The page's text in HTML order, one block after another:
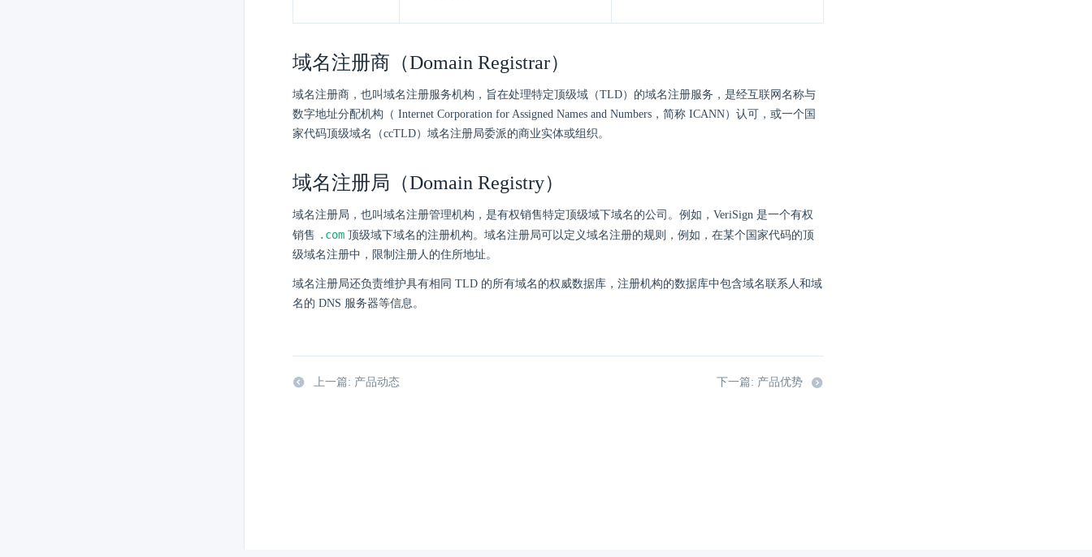
域名注册商（Domain Registrar）
域名注册商，也叫域名注册服务机构，旨在处理特定顶级域（TLD）的域名注册服务，是经互联网名称与
数字地址分配机构（ Internet Corporation for Assigned Names and Numbers，简称 ICANN）认可，或一个国
家代码顶级域名（ccTLD）域名注册局委派的商业实体或组织。
域名注册局（Domain Registry）
域名注册局，也叫域名注册管理机构，是有权销售特定顶级域下域名的公司。例如，VeriSign 是一个有权
销售 .com 顶级域下域名的注册机构。域名注册局可以定义域名注册的规则，例如，在某个国家代码的顶
级域名注册中，限制注册人的住所地址。
域名注册局还负责维护具有相同 TLD 的所有域名的权威数据库，注册机构的数据库中包含域名联系人和域
名的 DNS 服务器等信息。
上一篇: 产品动态 下一篇: 产品优势